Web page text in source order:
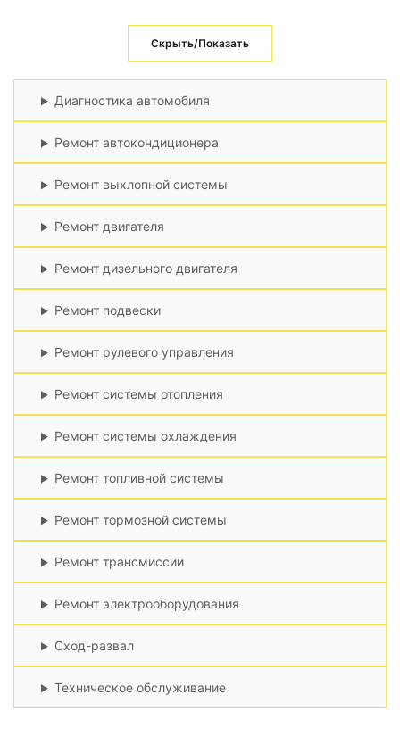
Скрыть/Показать
Диагностика автомобиля
Ремонт автокондиционера
Ремонт выхлопной системы
Ремонт двигателя
Ремонт дизельного двигателя
Ремонт подвески
Ремонт рулевого управления
Ремонт системы отопления
Ремонт системы охлаждения
Ремонт топливной системы
Ремонт тормозной системы
Ремонт трансмиссии
Ремонт электрооборудования
Сход-развал
Техническое обслуживание